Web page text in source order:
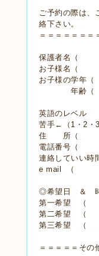
ご予約の際は、
絡下さい。
＝＝＝＝＝＝＝
保護
お子
お子様の学
年齢
英語のレベル
苦手←（1・2・
住
電話
連絡し
e
◎希望日 ＆
第一希望
第二希望
第三希望
＝＝＝＝＝その